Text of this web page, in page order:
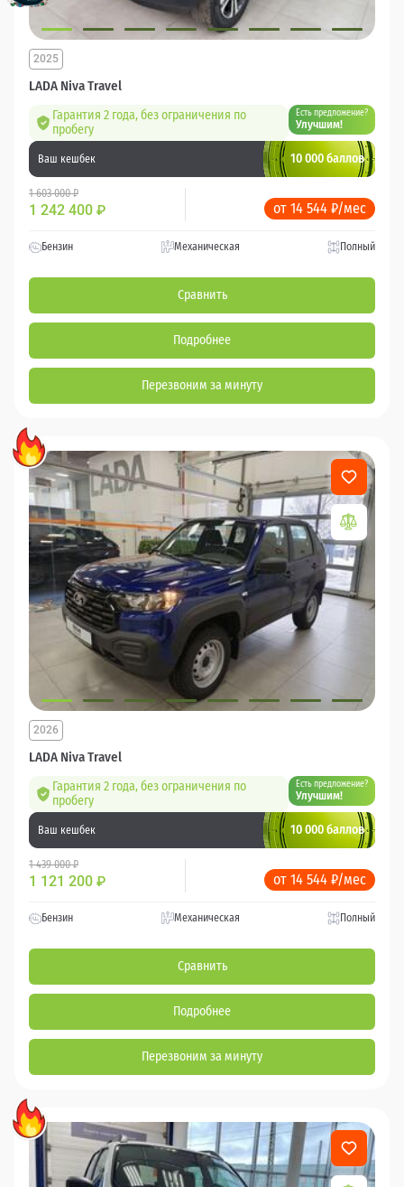
LADA Niva Travel
2025
Гарантия 2 года, без ограничения по
пробегу
Есть предложение?
Улучшим!
Ваш кешбек 10 000 баллов
1 603 000 ₽
1 242 400 ₽ от 14 544 ₽/мес
Бензин Механическая Полный
Сравнить
Подробнее
Перезвоним за минуту
LADA Niva Travel
2026
Гарантия 2 года, без ограничения по
пробегу
Есть предложение?
Улучшим!
Ваш кешбек 10 000 баллов
1 439 000 ₽
1 121 200 ₽ от 14 544 ₽/мес
Бензин Механическая Полный
Сравнить
Подробнее
Перезвоним за минуту